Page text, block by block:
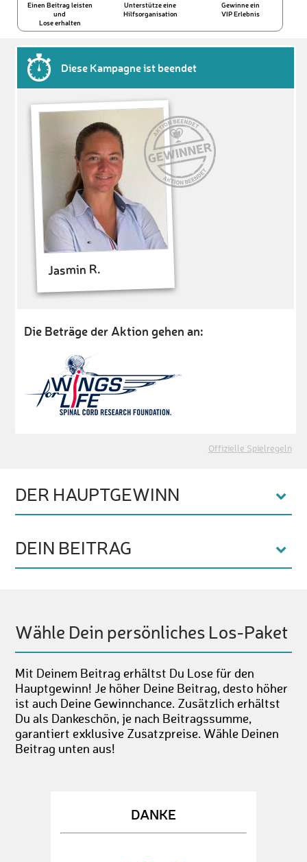
Einen Beitrag leisten
und
Lose erhalten
Unterstütze eine
Hilfsorganisation
Gewinne ein
VIP Erlebnis
Diese Kampagne ist beendet
Jasmin R.
Die Beträge der Aktion gehen an:
Offizielle Spielregeln
DER HAUPTGEWINN
DEIN BEITRAG
Wähle Dein persönliches Los-Paket
Mit Deinem Beitrag erhältst Du Lose für den
Hauptgewinn! Je höher Deine Beitrag, desto höher
ist auch Deine Gewinnchance. Zusätzlich erhältst
Du als Dankeschön, je nach Beitragssumme,
garantiert exklusive Zusatzpreise. Wähle Deinen
Beitrag unten aus!
DANKE